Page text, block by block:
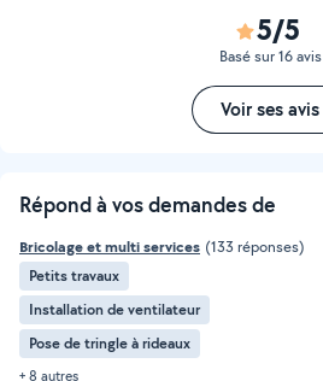
5/5
Basé sur 16 avis
Voir ses avis
Répond à vos demandes de
Bricolage et multi services (133 réponses)
Petits travaux
Installation de ventilateur
Pose de tringle à rideaux
+ 8 autres